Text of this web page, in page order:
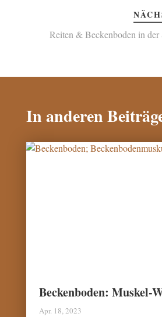
Reiten & Beckenboden in der
In anderen
Beckenboden: Muskel-
Apr. 18, 2023